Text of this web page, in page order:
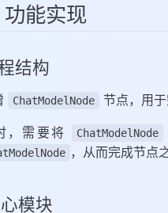
能实现
结构
ChatModelNode 节点，用
，需要将 ChatModelNode
，从而完成节点
模块